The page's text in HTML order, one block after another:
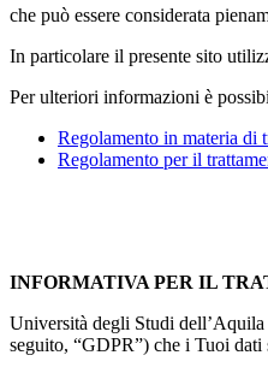
che può essere considerata
In particolare il presente sito
Per ulteriori informazioni è
Regolamento in materia di
Regolamento per il
INFORMATIVA PER IL
Università degli Studi
seguito, “GDPR”) che i Tuoi dati